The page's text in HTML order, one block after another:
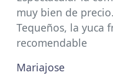
muy bien de
Tequeños, la yuca
recomendable
Mariajose